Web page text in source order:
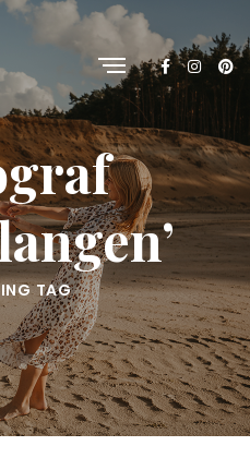
TAG